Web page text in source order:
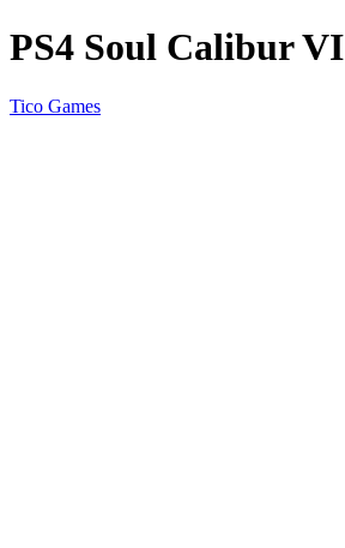
PS4 Soul Calibur VI
Tico Games